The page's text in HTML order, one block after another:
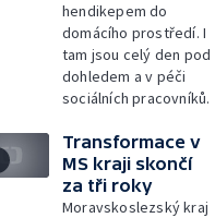
hendikepem do
domácího prostředí. I
tam jsou celý den pod
dohledem a v péči
sociálních pracovníků.
Transformace v
MS kraji skončí
za tři roky
Moravskoslezský kraj